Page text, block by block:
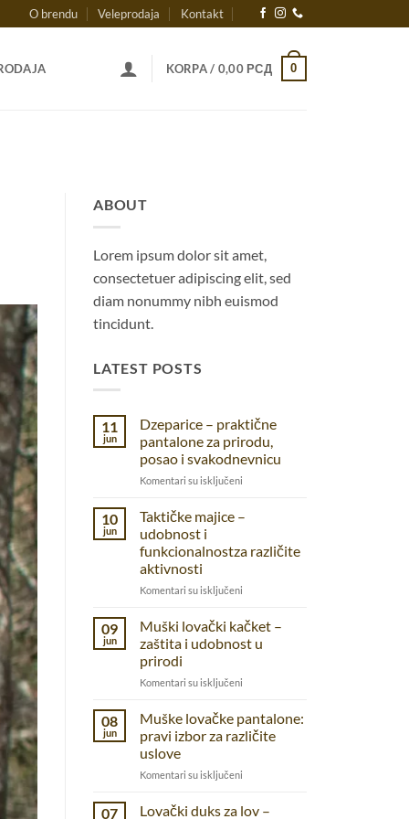
O brendu Veleprodaja Kontakt
KORPA / 0,00 РСД 0
ABOUT
Lorem ipsum dolor sit amet,
consectetuer adipiscing elit, sed
diam nonummy nibh euismod
tincidunt.
LATEST POSTS
11
jun
Dzeparice – praktične
pantalone za prirodu,
posao i svakodnevnicu
Komentari su isključeni
za
svakodnevnicu
10
jun
Taktičke majice –
udobnost i
funkcionalnostza različite
aktivnosti
Komentari su isključeni
majice
udobnost
aktivnosti
09
jun
Muški lovački kačket –
zaštita i udobnost u
prirodi
Komentari su isključeni
lovački
kačket
–
u
08
jun
Muške lovačke pantalone:
pravi izbor za različite
uslove
Komentari su isključeni
lovačke
07
Lovački duks za lov –